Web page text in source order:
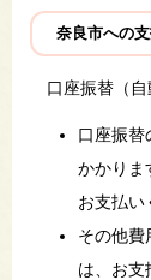
奈良市への
口座振替（自
口座振替
かかりま
お支払い
その他費
は、お支